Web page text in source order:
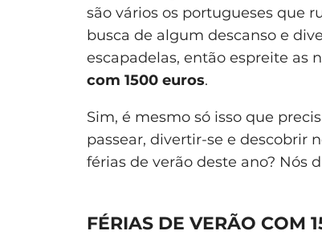
são vários os portugueses que
busca de algum descanso e
escapadelas, então espreite as
com 1500 euros.
Sim, é mesmo só isso que
passear, divertir-se e descobrir
férias de verão deste ano? Nós
FÉRIAS DE VERÃO COM